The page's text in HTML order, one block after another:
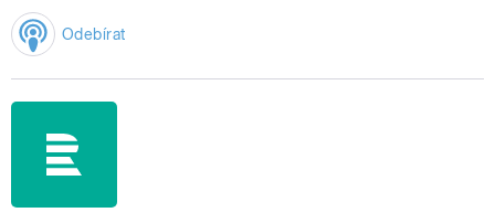
Odebírat